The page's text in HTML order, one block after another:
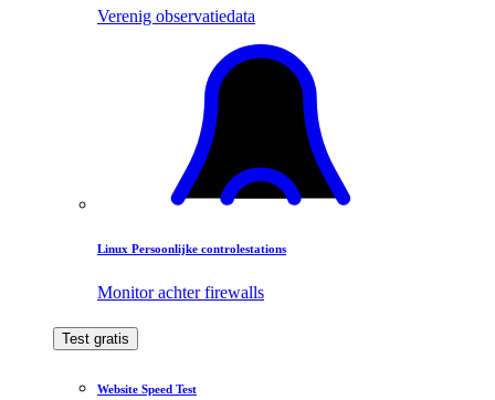
Verenig observatiedata
Linux Persoonlijke controlestations
Monitor achter firewalls
Test gratis
Website Speed Test